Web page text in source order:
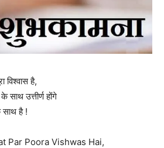
विश्वास है,
उत्तीर्ण होंगे
साथ है !
Par Poora Vishwas Hai,